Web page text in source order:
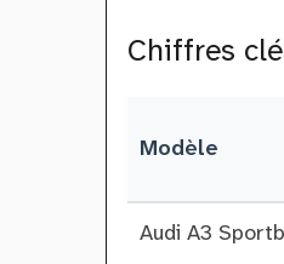
Chiffres
Modèle
Audi A3